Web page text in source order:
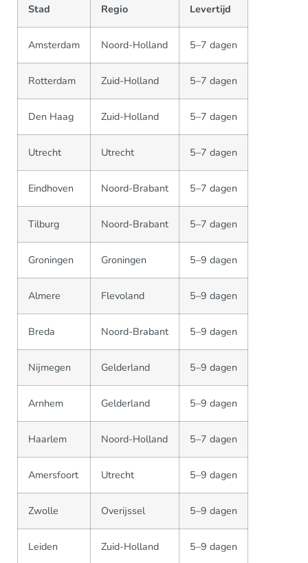
Stad Regio Levertijd
Amsterdam Noord-Holland 5–7 dagen
Rotterdam Zuid-Holland 5–7 dagen
Den Haag Zuid-Holland 5–7 dagen
Utrecht Utrecht 5–7 dagen
Eindhoven Noord-Brabant 5–7 dagen
Tilburg Noord-Brabant 5–7 dagen
Groningen Groningen 5–9 dagen
Almere Flevoland 5–9 dagen
Breda Noord-Brabant 5–9 dagen
Nijmegen Gelderland 5–9 dagen
Arnhem Gelderland 5–9 dagen
Haarlem Noord-Holland 5–7 dagen
Amersfoort Utrecht 5–9 dagen
Zwolle Overijssel 5–9 dagen
Leiden Zuid-Holland 5–9 dagen